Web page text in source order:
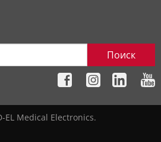
Поиск
EL Medical Electronics.